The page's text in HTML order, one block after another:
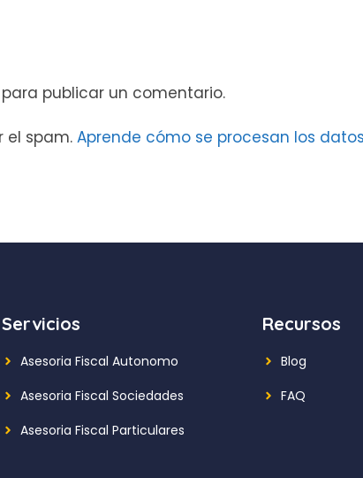
para publicar un comentario.
el spam. Aprende cómo se procesan los
Servicios
Asesoria Fiscal Autonomo
Asesoria Fiscal Sociedades
Asesoria Fiscal Particulares
Recursos
Blog
FAQ